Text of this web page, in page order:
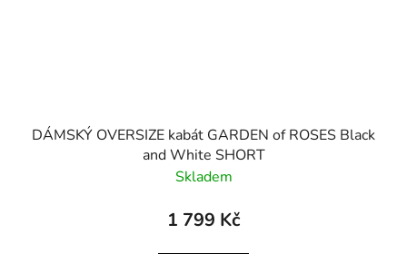
DÁMSKÝ OVERSIZE kabát GARDEN of ROSES Black
and White SHORT
Skladem
1 799 Kč